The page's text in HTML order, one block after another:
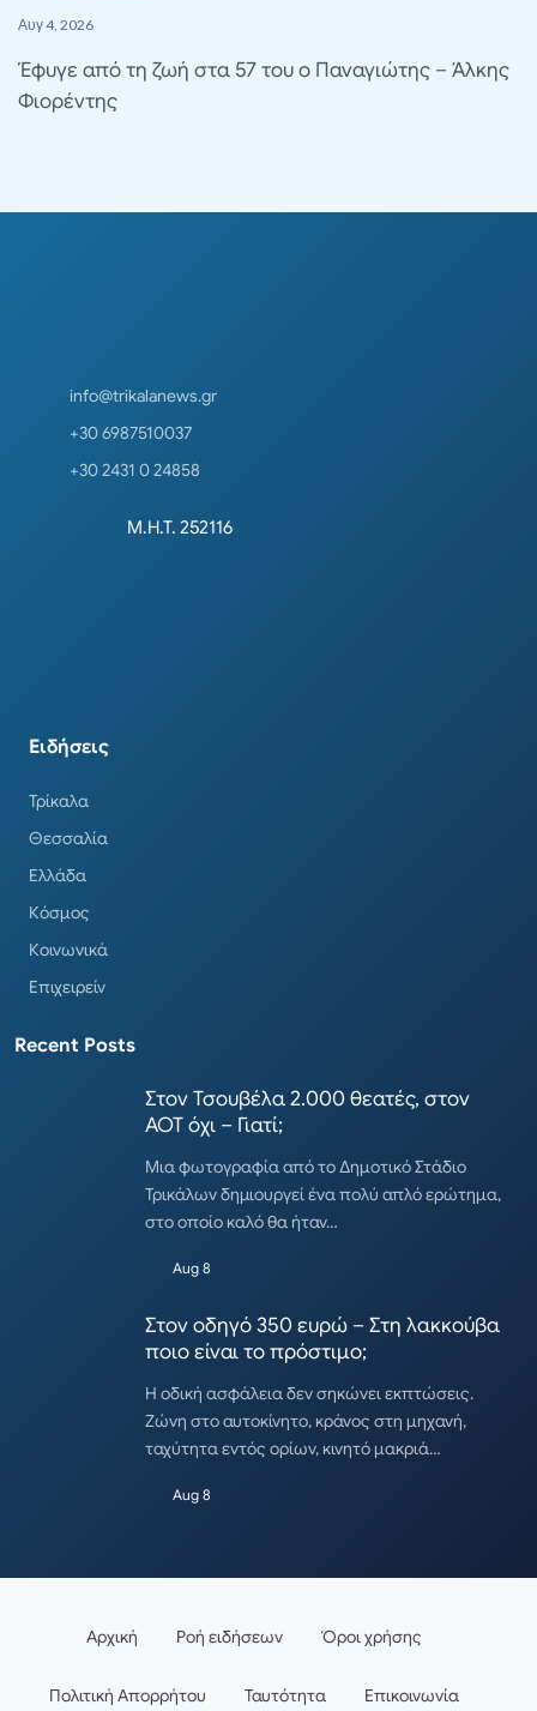
Αυγ 4, 2026
Έφυγε από τη ζωή στα 57 του ο Παναγιώτης – Άλκης
Φιορέντης
info@trikalanews.gr
+30 6987510037
+30 2431 0 24858
Μ.Η.Τ. 252116
Ειδήσεις
Τρίκαλα
Θεσσαλία
Ελλάδα
Κόσμος
Κοινωνικά
Επιχειρείν
Recent Posts
Στον Τσουβέλα 2.000 θεατές, στον
ΑΟΤ όχι – Γιατί;
Μια φωτογραφία από το Δημοτικό Στάδιο
Τρικάλων δημιουργεί ένα πολύ απλό ερώτημα,
στο οποίο καλό θα ήταν…
Aug 8
Στον οδηγό 350 ευρώ – Στη λακκούβα
ποιο είναι το πρόστιμο;
Η οδική ασφάλεια δεν σηκώνει εκπτώσεις.
Ζώνη στο αυτοκίνητο, κράνος στη μηχανή,
ταχύτητα εντός ορίων, κινητό μακριά…
Aug 8
Αρχική Ροή ειδήσεων Όροι χρήσης
Πολιτική Απορρήτου Ταυτότητα Επικοινωνία